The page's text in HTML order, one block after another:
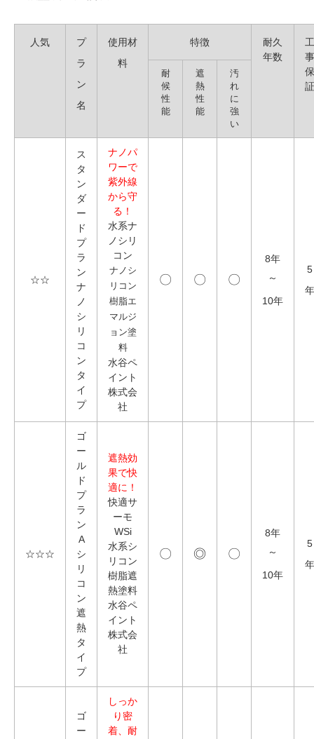
人気
プ
ラ
ン
名
使用材
料
特徴
耐久
年数
工
事
保
証
耐
候
性
能
遮
熱
性
能
汚
れ
に
強
い
☆☆
ス
タ
ン
ダ
ー
ド
プ
ラ
ン
ナ
ノ
シ
リ
コ
ン
タ
イ
プ
ナノパ
ワーで
紫外線
から守
る！
水系ナ
ノシリ
コン
ナノシ
リコン
樹脂エ
マルジ
ョン塗
料
水谷ペ
イント
株式会
社
〇 〇 〇
8年
～
10年
5
年
☆☆☆
ゴ
ー
ル
ド
プ
ラ
ン
A
シ
リ
コ
ン
遮
熱
タ
イ
プ
遮熱効
果で快
適に！
快適サ
ーモ
WSi
水系シ
リコン
樹脂遮
熱塗料
水谷ペ
イント
株式会
社
〇 ◎ 〇
8年
～
10年
5
年
ゴ
ー
しっか
り密
着、耐